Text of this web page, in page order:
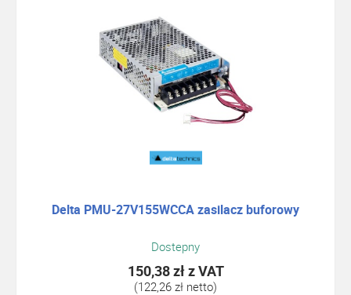
Delta PMU-27V155WCCA zasilacz buforowy
Dostepny
150,38 złz VAT
(122,26 zł netto)